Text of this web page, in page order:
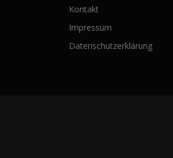
Kontakt
Impressum
Datenschutzerklärung